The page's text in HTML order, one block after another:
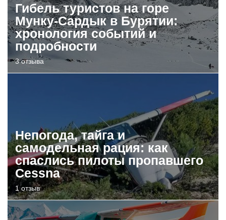
Гибель туристов на горе
Мунку-Сардык в Бурятии:
хронология событий и
подробности
3 отзыва
Непогода, тайга и
самодельная рация: как
спаслись пилоты пропавшего
Cessna
1 отзыв